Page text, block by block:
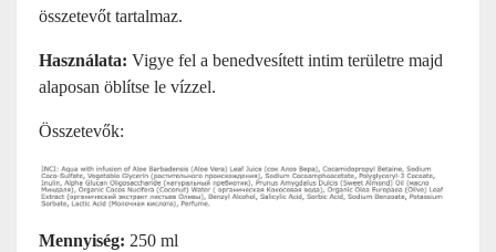
összetevőt tartalmaz.
Használata: Vigye fel a benedvesített intim területre majd
alaposan öblítse le vízzel.
Összetevők:
Mennyiség: 250 ml